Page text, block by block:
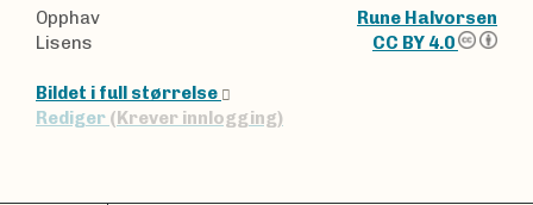
Opphav
Rune Halvorsen
Lisens
CC BY 4.0
Bildet i full størrelse
Rediger (Krever innlogging)